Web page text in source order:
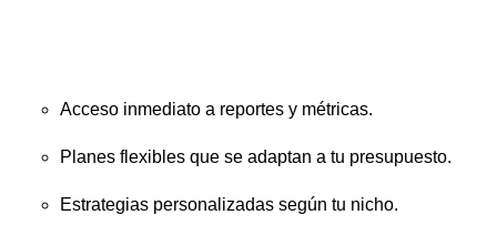
Acceso inmediato a reportes y métricas.
Planes flexibles que se adaptan a tu presupuesto.
Estrategias personalizadas según tu nicho.